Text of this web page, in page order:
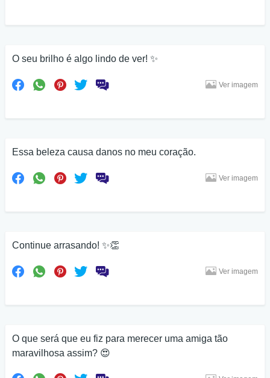
O seu brilho é algo lindo de ver! ✨
Ver imagem
Essa beleza causa danos no meu coração.
Ver imagem
Continue arrasando! ✨👏
Ver imagem
O que será que eu fiz para merecer uma amiga tão
maravilhosa assim? 😍